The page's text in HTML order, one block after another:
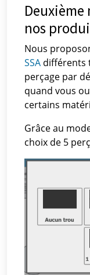
nos
Nous
SSA différents
perçage par
quand vous
certains
Grâce au
choix de 5